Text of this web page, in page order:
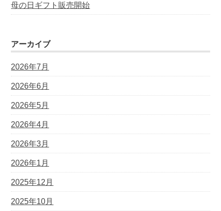
母の日ギフト販売開始
アーカイブ
2026年7月
2026年6月
2026年5月
2026年4月
2026年3月
2026年1月
2025年12月
2025年10月